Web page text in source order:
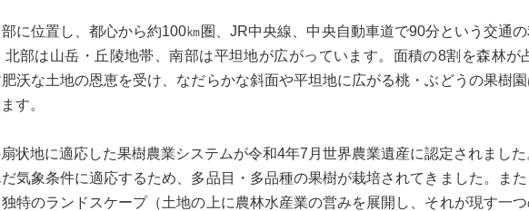
に位置し、都心から約100㎞圏、JR中央線、中央自動車道で90分という交通
部は山岳・丘陵地帯、南部は平坦地が広がっています。面積の8割を森林が
沃な土地の恩恵を受け、なだらかな斜面や平坦地に広がる桃・ぶどうの果樹
す。
状地に適応した果樹農業システムが令和4年7月世界農業遺産に認定されました
気象条件に適応するため、多品目・多品種の果樹が栽培されてきました。ま
特のランドスケープ（土地の上に農林水産業の営みを展開し、それが現す一